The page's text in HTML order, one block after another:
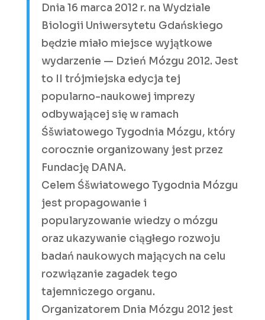
Dnia 16 marca 2012 r. na Wydziale
Biologii Uniwersytetu Gdańskiego
będzie miało miejsce wyjątkowe
wydarzenie — Dzień Mózgu 2012. Jest
to II trójmiejska edycja tej
popularno-naukowej imprezy
odbywającej się w ramach
Śšwiatowego Tygodnia Mózgu, który
corocznie organizowany jest przez
Fundację DANA.
Celem Śšwiatowego Tygodnia Mózgu
jest propagowanie i
popularyzowanie wiedzy o mózgu
oraz ukazywanie ciągłego rozwoju
badań naukowych mających na celu
rozwiązanie zagadek tego
tajemniczego organu.
Organizatorem Dnia Mózgu 2012 jest